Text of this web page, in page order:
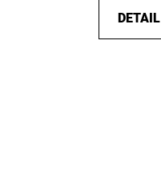
DETAIL